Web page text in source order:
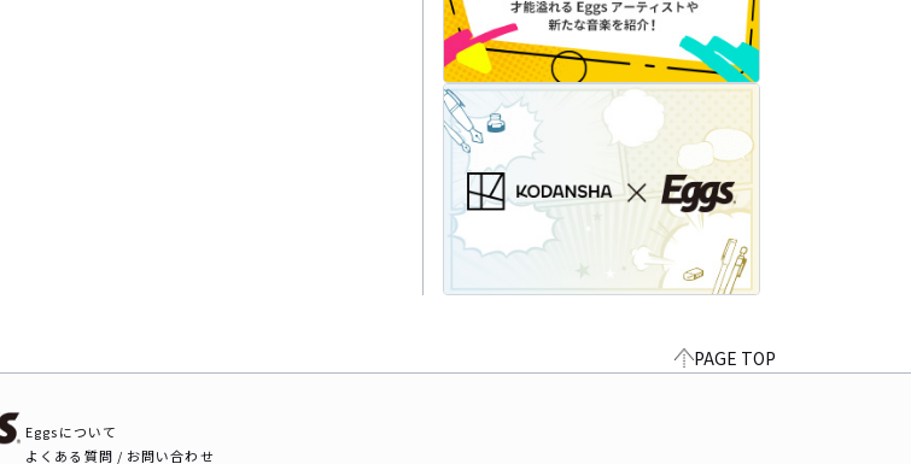
PAGE TOP
Eggsについて
よくある質問 / お問い合わせ